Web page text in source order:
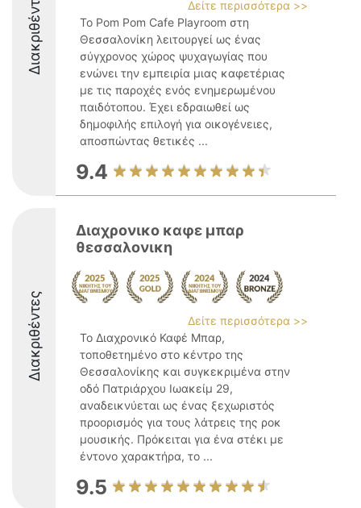
Διακριθέντες
Δείτε περισσότερα >>
Το Pom Pom Cafe Playroom στη
Θεσσαλονίκη λειτουργεί ως ένας
σύγχρονος χώρος ψυχαγωγίας που
ενώνει την εμπειρία μιας καφετέριας
με τις παροχές ενός ενημερωμένου
παιδότοπου. Έχει εδραιωθεί ως
δημοφιλής επιλογή για οικογένειες,
αποσπώντας θετικές ...
9.4
Διακριθέντες
Διαχρονικο καφε μπαρ
θεσσαλονικη
Δείτε περισσότερα >>
Το Διαχρονικό Καφέ Μπαρ,
τοποθετημένο στο κέντρο της
Θεσσαλονίκης και συγκεκριμένα στην
οδό Πατριάρχου Ιωακείμ 29,
αναδεικνύεται ως ένας ξεχωριστός
προορισμός για τους λάτρεις της ροκ
μουσικής. Πρόκειται για ένα στέκι με
έντονο χαρακτήρα, το ...
9.5